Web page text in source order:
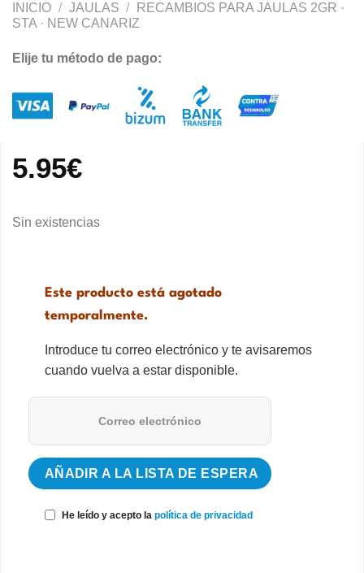
INICIO / JAULAS /
RECAMBIOS PARA JAULAS 2GR ·
STA · NEW CANARIZ
Elije tu método de pago:
5.95€
Sin existencias
Este producto está agotado
temporalmente.
Introduce tu correo electrónico y te avisaremos
cuando vuelva a estar disponible.
He leído y acepto la política de privacidad